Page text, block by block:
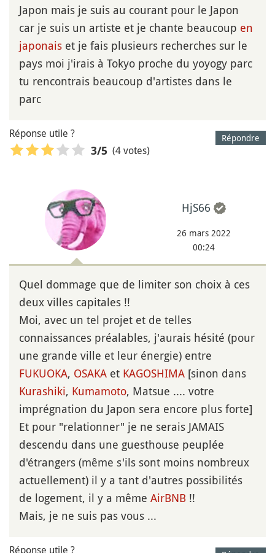
Japon mais je suis au courant pour le Japon
car je suis un artiste et je chante beaucoup en
japonais et je fais plusieurs recherches sur le
pays moi j'irais à Tokyo proche du yoyogy parc
tu rencontrais beaucoup d'artistes dans le
parc
Répondre
Réponse utile ?
3/5 (4 votes)
HjS66
26 mars 2022
00:24
Quel dommage que de limiter son choix à ces
deux villes capitales !!
Moi, avec un tel projet et de telles
connaissances préalables, j'aurais hésité (pour
une grande ville et leur énergie) entre
FUKUOKA, OSAKA et KAGOSHIMA [sinon dans
Kurashiki, Kumamoto, Matsue .... votre
imprégnation du Japon sera encore plus forte]
Et pour "relationner" je ne serais JAMAIS
descendu dans une guesthouse peuplée
d'étrangers (même s'ils sont moins nombreux
actuellement) il y a tant d'autres possibilités
de logement, il y a même AirBNB !!
Mais, je ne suis pas vous ...
Réponse utile ?